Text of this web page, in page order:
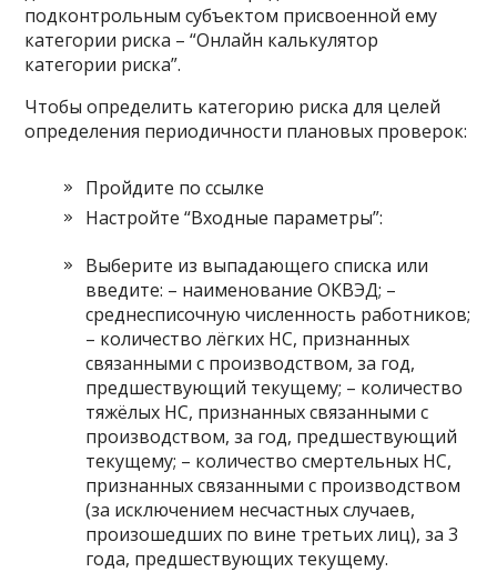
подконтрольным субъектом присвоенной ему
категории риска – “Онлайн калькулятор
категории риска”.
Чтобы определить категорию риска для целей
определения периодичности плановых проверок:
Пройдите по ссылке
Настройте “Входные параметры”:
Выберите из выпадающего списка или
введите: – наименование ОКВЭД; –
среднесписочную численность работников;
– количество лёгких НС, признанных
связанными с производством, за год,
предшествующий текущему; – количество
тяжёлых НС, признанных связанными с
производством, за год, предшествующий
текущему; – количество смертельных НС,
признанных связанными с производством
(за исключением несчастных случаев,
произошедших по вине третьих лиц), за 3
года, предшествующих текущему.